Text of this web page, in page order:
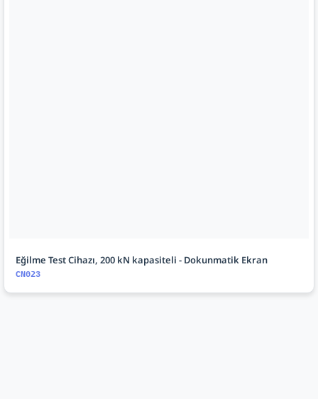
Eğilme Test Cihazı, 200 kN kapasiteli - Dokunmatik Ekran
CN023